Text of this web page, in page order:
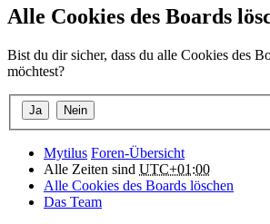
Alle Cookies des Boards
Bist du dir sicher, dass du alle Cookies des
möchtest?
Mytilus Foren-Übersicht
Alle Zeiten sind UTC+01:00
Alle Cookies des Boards löschen
Das Team